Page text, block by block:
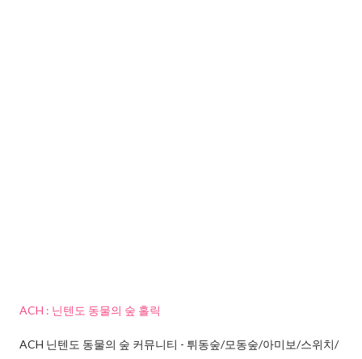
ACH : 닌텐도 동물의 숲 홀릭
ACH 닌텐도 동물의 숲 커뮤니티 - 튀동숲/모동숲/아미보/스위치/